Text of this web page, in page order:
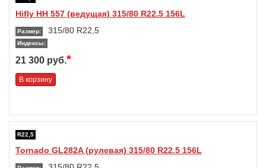
Hifly HH 557 (ведущая) 315/80 R22.5 156L
Размер: 315/80 R22,5
Индексы:
21 300 руб.*
В корзину
R22,5
Tornado GL282A (рулевая) 315/80 R22.5 156L